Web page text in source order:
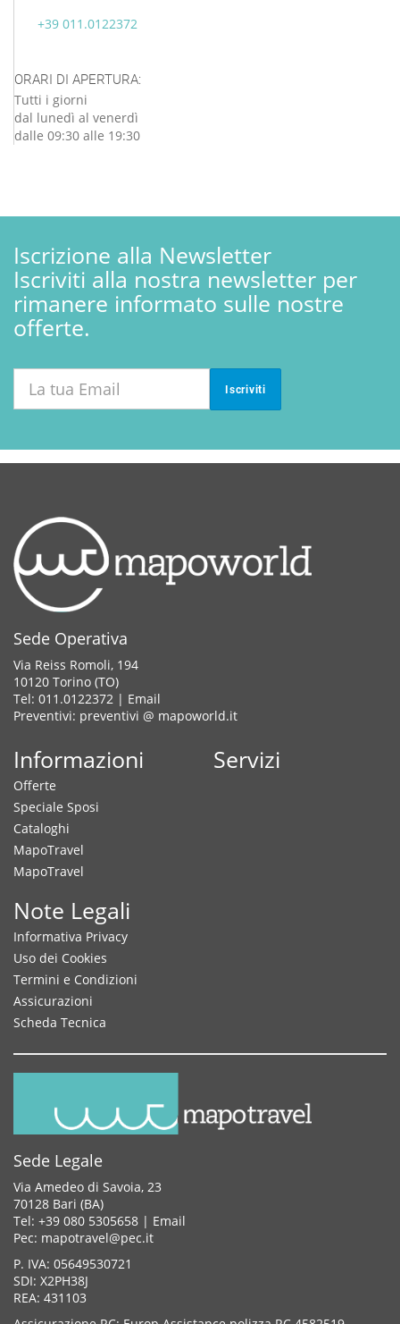
+39 011.0122372
ORARI DI APERTURA:
Tutti i giorni
dal lunedì al venerdì
dalle 09:30 alle 19:30
Iscrizione alla Newsletter
Iscriviti alla nostra newsletter per
rimanere informato sulle nostre
offerte.
Iscriviti
Sede Operativa
Via Reiss Romoli, 194
10120 Torino (TO)
Tel: 011.0122372 | Email
Preventivi: preventivi @ mapoworld.it
Informazioni
Offerte
Speciale Sposi
Cataloghi
MapoTravel
MapoTravel
Servizi
Note Legali
Informativa Privacy
Uso dei Cookies
Termini e Condizioni
Assicurazioni
Scheda Tecnica
Sede Legale
Via Amedeo di Savoia, 23
70128 Bari (BA)
Tel: +39 080 5305658 | Email
Pec: mapotravel@pec.it
P. IVA: 05649530721
SDI: X2PH38J
REA: 431103